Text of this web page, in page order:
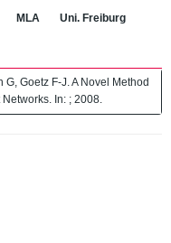
MLA Uni. Freiburg
Goetz F-J. A Novel Method
In: ; 2008.